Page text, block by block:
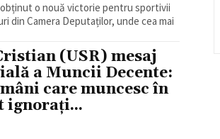
o nouă victorie pentru sportivii
din Camera Deputaților, unde cea mai
(USR) mesaj
a Muncii Decente:
care muncesc în
ignorați...